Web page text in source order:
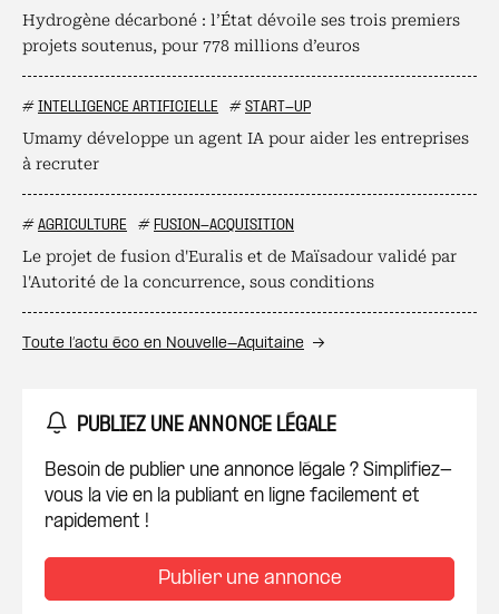
Hydrogène décarboné : l’État dévoile ses trois premiers
projets soutenus, pour 778 millions d’euros
# INTELLIGENCE ARTIFICIELLE # START-UP
Umamy développe un agent IA pour aider les entreprises
à recruter
# AGRICULTURE # FUSION-ACQUISITION
Le projet de fusion d'Euralis et de Maïsadour validé par
l'Autorité de la concurrence, sous conditions
Toute l’actu éco en Nouvelle-Aquitaine
PUBLIEZ UNE ANNONCE LÉGALE
Besoin de publier une annonce légale ? Simplifiez-
vous la vie en la publiant en ligne facilement et
rapidement !
Publier une annonce